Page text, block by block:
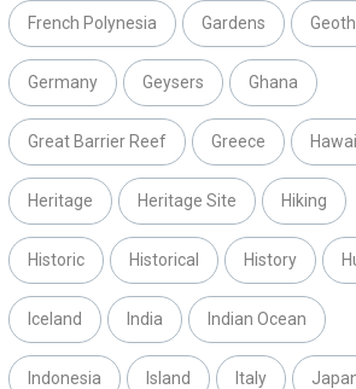
French Polynesia Gardens
Germany Geysers Ghana
Great Barrier Reef Greece
Heritage Heritage Site Hiking
Historic Historical History
Iceland India Indian Ocean
Indonesia Island Italy